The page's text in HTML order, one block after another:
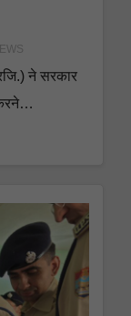
ने सरकार